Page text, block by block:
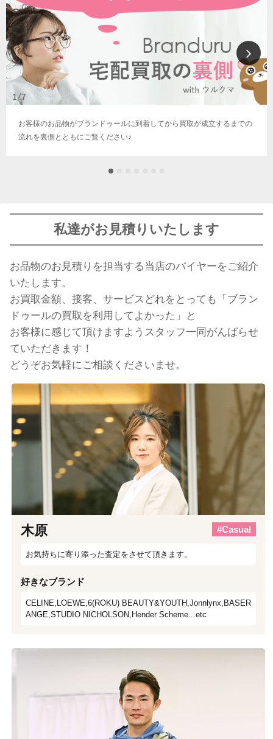
お客様のお品物がブランドゥールに到着してから買取が成立するまでの
流れを裏側とともにご覧ください♪
私達がお見積りいたします
お品物のお見積りを担当する当店のバイヤーをご紹介
いたします。
お買取金額、接客、サービスどれをとっても「ブラン
ドゥールの買取を利用してよかった」と
お客様に感じて頂けますようスタッフ一同がんばらせ
ていただきます！
どうぞお気軽にご相談くださいませ。
木原 #Casual
お気持ちに寄り添った査定をさせて頂きます。
好きなブランド
CELINE,LOEWE,6(ROKU) BEAUTY&YOUTH,Jonnlynx,BASER
ANGE,STUDIO NICHOLSON,Hender Scheme...etc